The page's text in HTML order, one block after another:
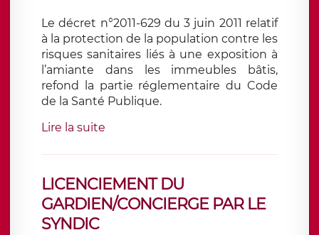
Le décret n°2011-629 du 3 juin 2011 relatif
à la protection de la population contre les
risques sanitaires liés à une exposition à
l’amiante dans les immeubles bâtis,
refond la partie réglementaire du Code
de la Santé Publique.
Lire la suite
LICENCIEMENT DU
GARDIEN/CONCIERGE PAR LE
SYNDIC